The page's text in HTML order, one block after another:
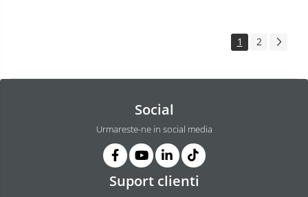
1 2
Social
Urmareste-ne in social media
Suport clienti